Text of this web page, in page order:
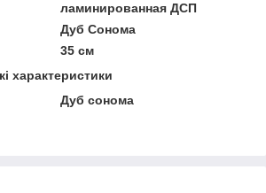
ламинированная ДСП
Дуб Сонома
35 см
характеристики
Дуб cонома